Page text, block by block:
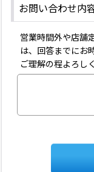
お問い合わせ内
営業時間外や店舗
は、回答までにお
ご理解の程よろし